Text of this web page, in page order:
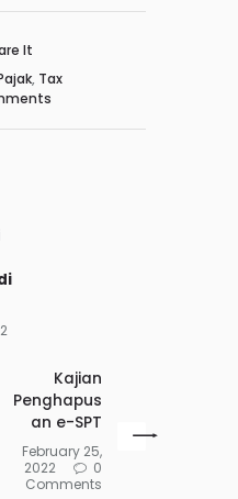
It
, Tax
Kajian
Penghapus
an e-SPT
February 25,
2022
0
Comments